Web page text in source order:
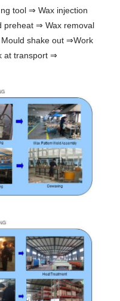
tool ⇒ Wax injection
⇒ Wax removal
shake out ⇒Work
at transport ⇒